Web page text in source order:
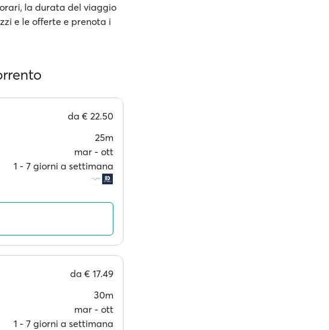
la durata del viaggio
e le offerte e prenota i
da € 22.50
25m
mar ‐ ott
1 ‐ 7 giorni a settimana
da € 17.49
30m
mar ‐ ott
1 ‐ 7 giorni a settimana